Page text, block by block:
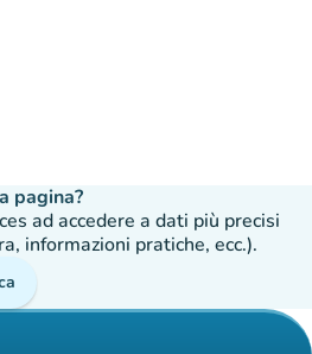
pagina?
ad accedere a dati più precisi
informazioni pratiche, ecc.).